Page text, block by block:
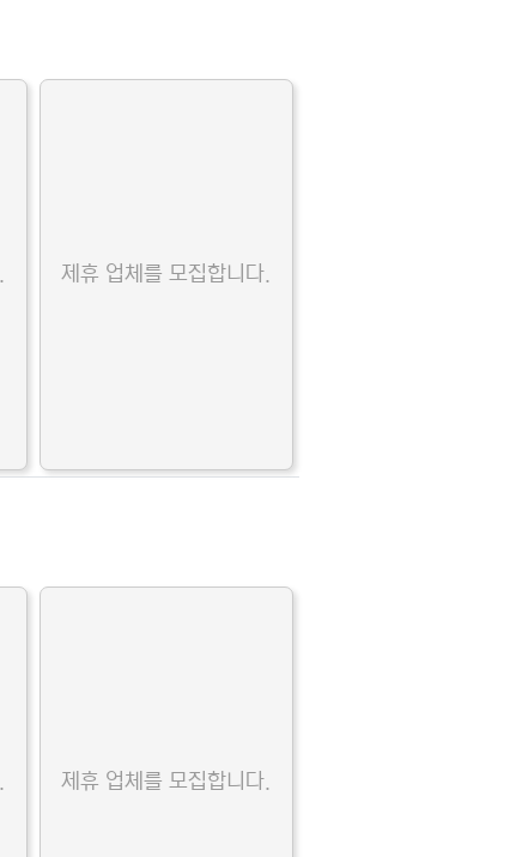
제휴 업체를 모집합니다.
제휴 업체를 모집합니다.